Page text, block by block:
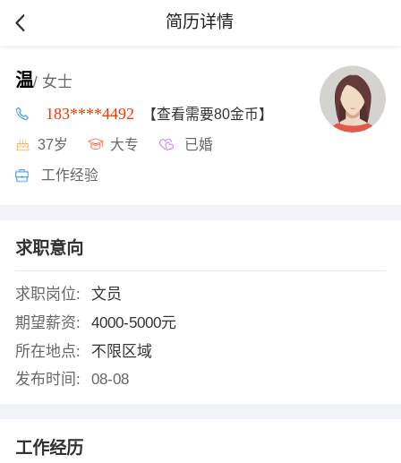
简历详情
温/ 女士
183****4492 【查看需要80金币】
37岁 大专 已婚
工作经验
求职意向
求职岗位:
文员
期望薪资:
4000-5000元
所在地点:
不限区域
发布时间:
08-08
工作经历